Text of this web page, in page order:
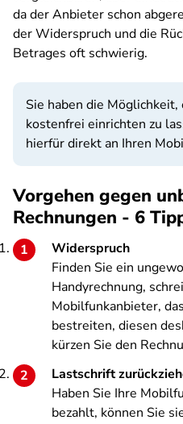
da der Anbieter schon
der Widerspruch und die
Betrages oft schwierig.
Sie haben die Möglichkeit,
kostenfrei einrichten zu
hierfür direkt an Ihren
Vorgehen gegen
Rechnungen - 6
Widerspruch
Finden Sie ein
Handyrechnung,
Mobilfunkanbieter,
bestreiten, diesen
kürzen Sie den
Lastschrift
Haben Sie Ihre
bezahlt, können Sie